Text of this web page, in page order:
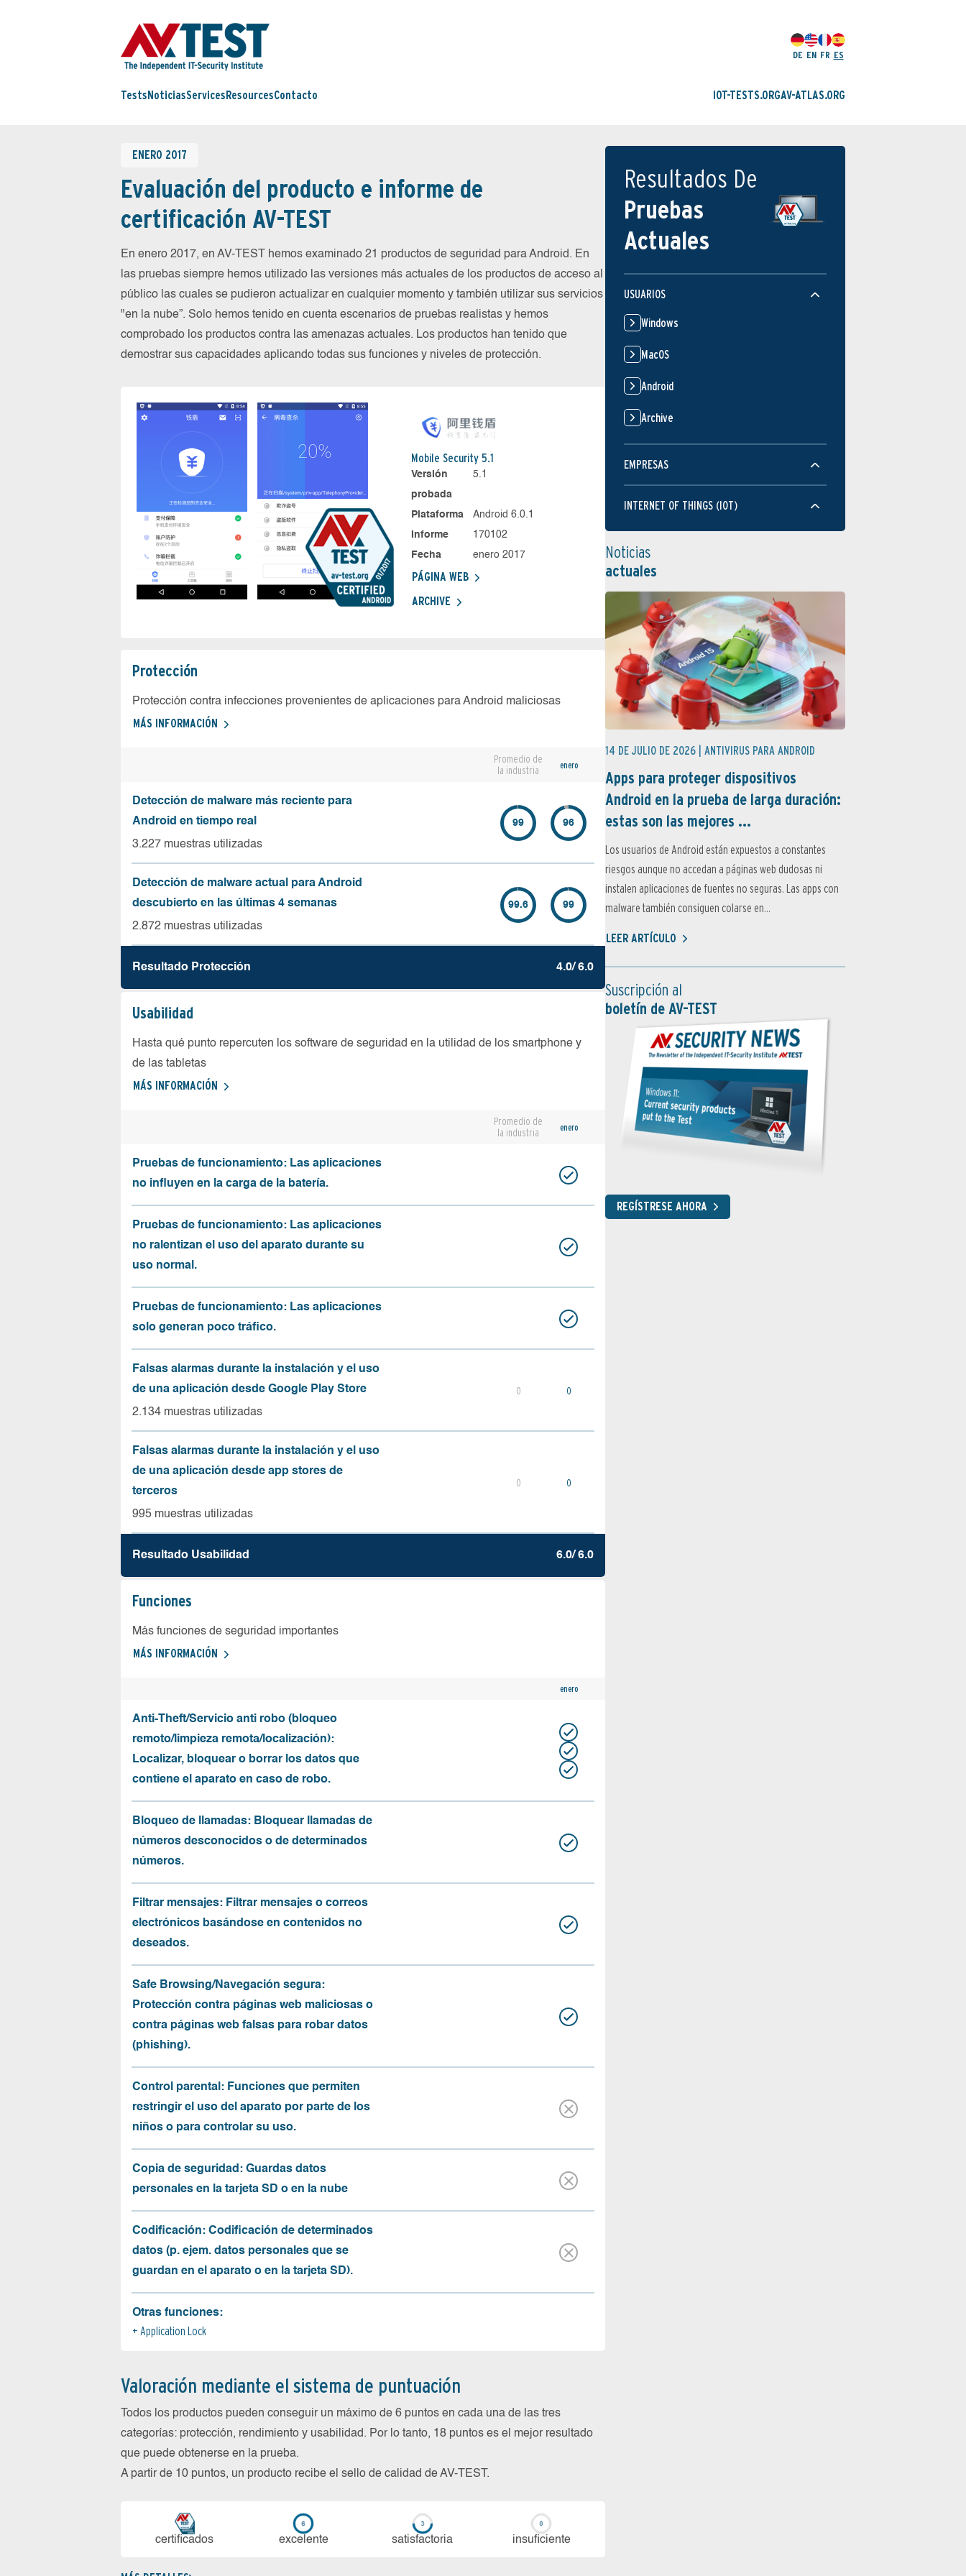
DE EN FR ES
Tests NoticiasServices ResourcesContacto IOT-TESTS.ORGAV-ATLAS.ORG
ENERO 2017
Evaluación del producto e informe de
certificación AV-TEST
En enero 2017, en AV-TEST hemos examinado 21 productos de seguridad para Android. En
las pruebas siempre hemos utilizado las versiones más actuales de los productos de acceso al
público las cuales se pudieron actualizar en cualquier momento y también utilizar sus servicios
"en la nube”. Solo hemos tenido en cuenta escenarios de pruebas realistas y hemos
comprobado los productos contra las amenazas actuales. Los productos han tenido que
demostrar sus capacidades aplicando todas sus funciones y niveles de protección.
Mobile Security 5.1
Versión
probada
5.1
Plataforma
Android 6.0.1
Informe
170102
Fecha
enero 2017
PÁGINA WEB
ARCHIVE
Protección
Protección contra infecciones provenientes de aplicaciones para Android maliciosas
MÁS INFORMACIÓN
Promedio de
la industria
enero
Detección de malware más reciente para
Android en tiempo real
3.227 muestras utilizadas
99 96
Detección de malware actual para Android
descubierto en las últimas 4 semanas
2.872 muestras utilizadas
99.6 99
Resultado Protección 4.0/ 6.0
Usabilidad
Hasta qué punto repercuten los software de seguridad en la utilidad de los smartphone y
de las tabletas
MÁS INFORMACIÓN
Promedio de
la industria
enero
Pruebas de funcionamiento: Las aplicaciones
no influyen en la carga de la batería.
Pruebas de funcionamiento: Las aplicaciones
no ralentizan el uso del aparato durante su
uso normal.
Pruebas de funcionamiento: Las aplicaciones
solo generan poco tráfico.
Falsas alarmas durante la instalación y el uso
de una aplicación desde Google Play Store
2.134 muestras utilizadas
0 0
Falsas alarmas durante la instalación y el uso
de una aplicación desde app stores de
terceros
995 muestras utilizadas
0 0
Resultado Usabilidad 6.0/ 6.0
Funciones
Más funciones de seguridad importantes
MÁS INFORMACIÓN
enero
Anti-Theft/Servicio anti robo (bloqueo
remoto/limpieza remota/localización):
Localizar, bloquear o borrar los datos que
contiene el aparato en caso de robo.
Bloqueo de llamadas: Bloquear llamadas de
números desconocidos o de determinados
números.
Filtrar mensajes: Filtrar mensajes o correos
electrónicos basándose en contenidos no
deseados.
Safe Browsing/Navegación segura:
Protección contra páginas web maliciosas o
contra páginas web falsas para robar datos
(phishing).
Control parental: Funciones que permiten
restringir el uso del aparato por parte de los
niños o para controlar su uso.
Copia de seguridad: Guardas datos
personales en la tarjeta SD o en la nube
Codificación: Codificación de determinados
datos (p. ejem. datos personales que se
guardan en el aparato o en la tarjeta SD).
Otras funciones:
Application Lock
Valoración mediante el sistema de puntuación
Todos los productos pueden conseguir un máximo de 6 puntos en cada una de las tres
categorías: protección, rendimiento y usabilidad. Por lo tanto, 18 puntos es el mejor resultado
que puede obtenerse en la prueba.
A partir de 10 puntos, un producto recibe el sello de calidad de AV-TEST.
certi­ficados ex­ce­len­te sa­tis­fac­to­ria in­su­fi­cien­te
Resultados De
Pruebas
Actuales
USUARIOS
Windows
MacOS
Android
Archive
EMPRESAS
INTERNET OF THINGS (IOT)
Noticias
actuales
14 DE JULIO DE 2026 | ANTIVIRUS PARA ANDROID
Apps para proteger dispositivos
Android en la prueba de larga duración:
estas son las mejores ...
Los usuarios de Android están expuestos a constantes
riesgos aunque no accedan a páginas web dudosas ni
instalen aplicaciones de fuentes no seguras. Las apps con
malware también consiguen colarse en...
LEER ARTÍCULO
Suscripción al
boletín de AV-TEST
REGÍSTRESE AHORA